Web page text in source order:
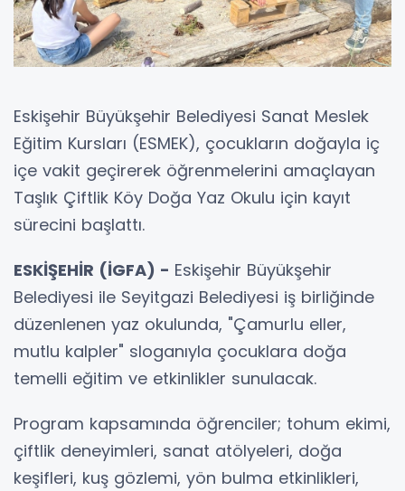
Eskişehir Büyükşehir Belediyesi Sanat Meslek
Eğitim Kursları (ESMEK), çocukların doğayla iç
içe vakit geçirerek öğrenmelerini amaçlayan
Taşlık Çiftlik Köy Doğa Yaz Okulu için kayıt
sürecini başlattı.
ESKİŞEHİR (İGFA) - Eskişehir Büyükşehir
Belediyesi ile Seyitgazi Belediyesi iş birliğinde
düzenlenen yaz okulunda, "Çamurlu eller,
mutlu kalpler" sloganıyla çocuklara doğa
temelli eğitim ve etkinlikler sunulacak.
Program kapsamında öğrenciler; tohum ekimi,
çiftlik deneyimleri, sanat atölyeleri, doğa
keşifleri, kuş gözlemi, yön bulma etkinlikleri,